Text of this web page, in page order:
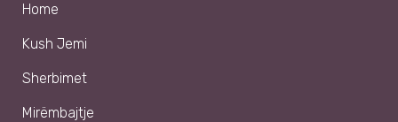
Home
Kush Jemi
Sherbimet
Mirëmbajtje